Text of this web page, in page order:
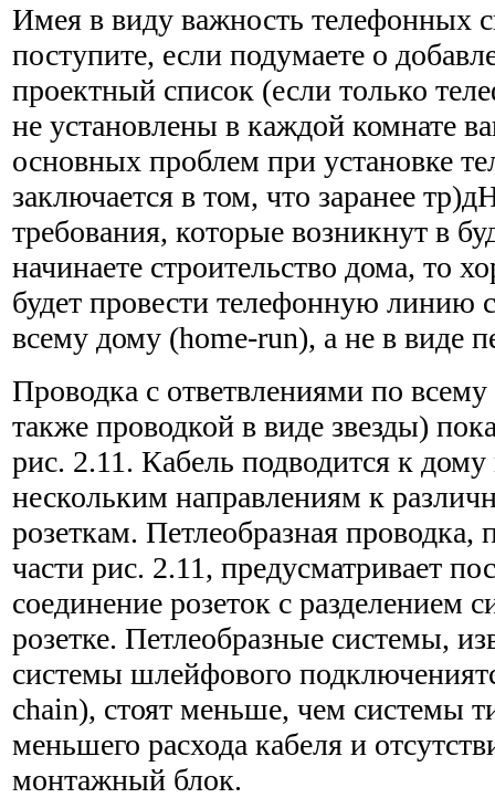
Имея в виду важность телефонных
поступите, если подумаете о
проектный список (если только
не установлены в каждой комнате
основных проблем при установке
заключается в том, что заранее
требования, которые возникнут в
начинае­те строительство дома, то
будет провести телефонную линию
всему дому (home-run), а не в виде
Проводка с ответвлениями по
также проводкой в виде звезды)
рис. 2.11. Кабель подводится к дому
нескольким направлениям к
розеткам. Петлеобраз­ная проводка,
части рис. 2.11, предусматривает
соединение розеток с разделением
розетке. Петлеобразные системы,
системы шлейфового
chain), стоят меньше, чем системы
меньшего расхода кабеля и
монтажный блок.